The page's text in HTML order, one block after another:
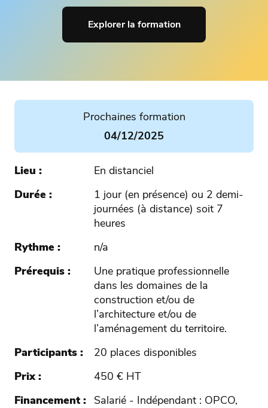
Explorer la formation
Prochaines formation
04/12/2025
Lieu
En distanciel
Durée
1 jour (en présence) ou 2 demi-
journées (à distance) soit 7
heures
Rythme
n/a
Prérequis
Une pratique professionnelle
dans les domaines de la
construction et/ou de
l’architecture et/ou de
l’aménagement du territoire.
Participants
20 places disponibles
Prix
450 € HT
Financement
Salarié - Indépendant : OPCO,